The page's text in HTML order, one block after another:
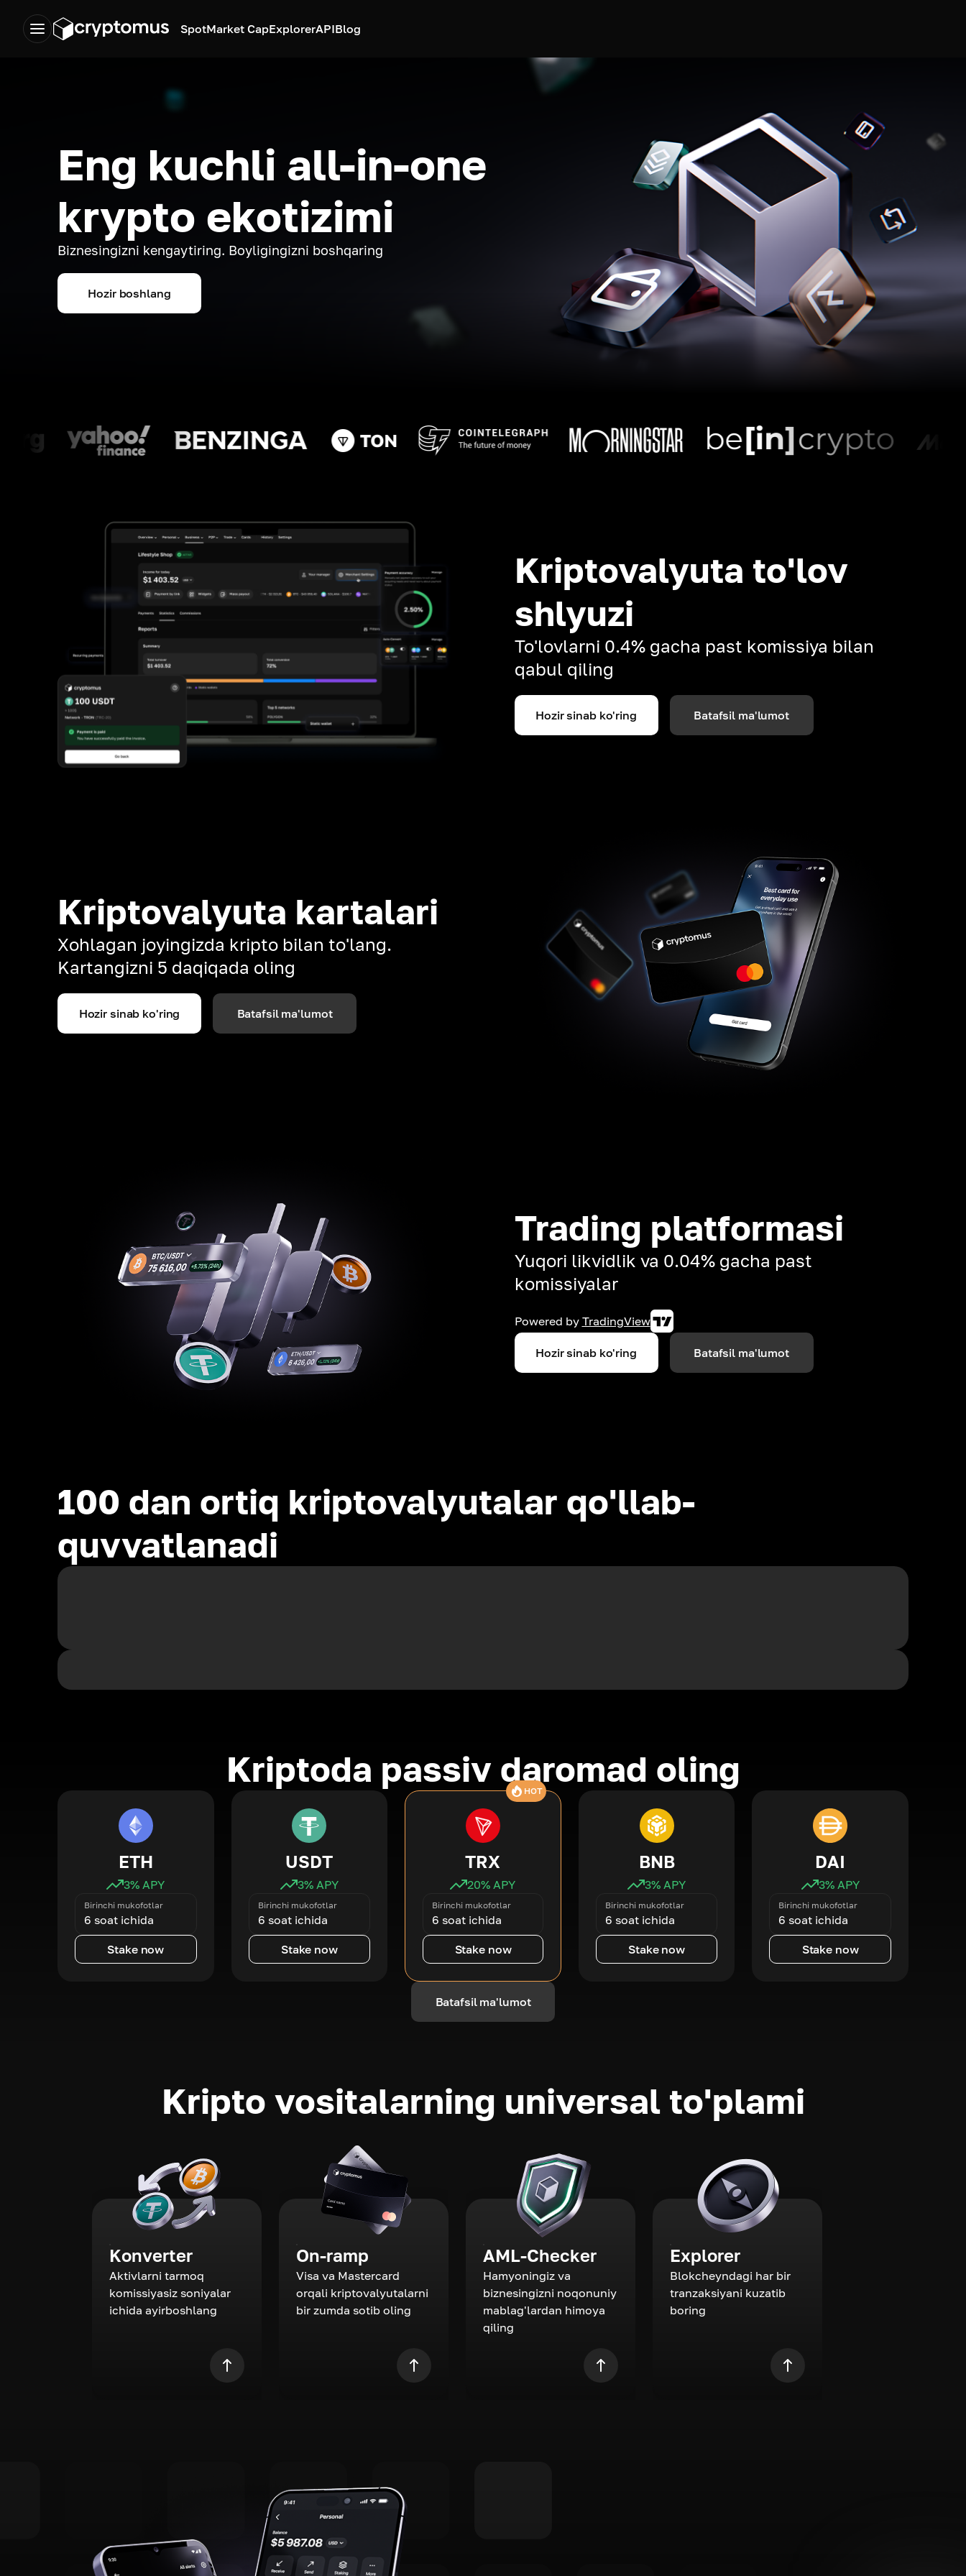
SpotMarket CapExplorerAPIBlog
Eng kuchli all-in-one
krypto ekotizimi
Biznesingizni kengaytiring. Boyligingizni boshqaring
Hozir boshlang
Kriptovalyuta to'lov
shlyuzi
To'lovlarni 0.4% gacha past komissiya bilan
qabul qiling
Hozir sinab ko'ring Batafsil ma'lumot
Kriptovalyuta kartalari
Xohlagan joyingizda kripto bilan to'lang.
Kartangizni 5 daqiqada oling
Hozir sinab ko'ring Batafsil ma'lumot
Trading platformasi
Yuqori likvidlik va 0.04% gacha past
komissiyalar
Powered by TradingView
Hozir sinab ko'ring Batafsil ma'lumot
100 dan ortiq kriptovalyutalar qo'llab-
quvvatlanadi
Kriptoda passiv daromad oling
ETH
3% APY
Birinchi mukofotlar
6 soat ichida
Stake now
USDT
3% APY
Birinchi mukofotlar
6 soat ichida
Stake now
HOT
TRX
20% APY
Birinchi mukofotlar
6 soat ichida
Stake now
BNB
3% APY
Birinchi mukofotlar
6 soat ichida
Stake now
DAI
3% APY
Birinchi mukofotlar
6 soat ichida
Stake now
Batafsil ma'lumot
Kripto vositalarning universal to'plami
Konverter
Aktivlarni tarmoq
komissiyasiz soniyalar
ichida ayirboshlang
On-ramp
Visa va Mastercard
orqali kriptovalyutalarni
bir zumda sotib oling
AML-Checker
Hamyoningiz va
biznesingizni noqonuniy
mablag'lardan himoya
qiling
Explorer
Blokcheyndagi har bir
tranzaksiyani kuzatib
boring